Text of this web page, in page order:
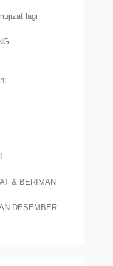
lagi
& BERIMAN
DESEMBER